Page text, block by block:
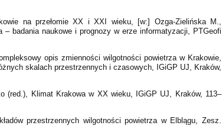
na przełomie XX i XXI wieku, [w:] Ozga-Zielińska M.,
– badania naukowe i prognozy w erze informatyzacji, PTGeofi
opis zmienności wilgotności powietrza w Krakowie,
skalach przestrzennych i czasowych, IGiGP UJ, Kraków,
(red.), Klimat Krakowa w XX wieku, IGiGP UJ, Kraków, 113–
przestrzennych wilgotności powietrza w Elblągu, Zesz.